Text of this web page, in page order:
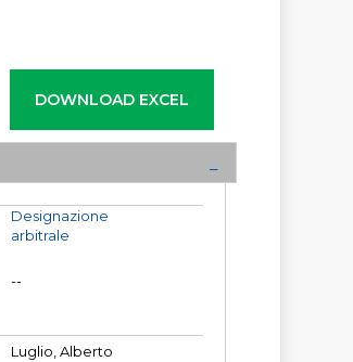
Designazione
arbitrale
--
Luglio, Alberto